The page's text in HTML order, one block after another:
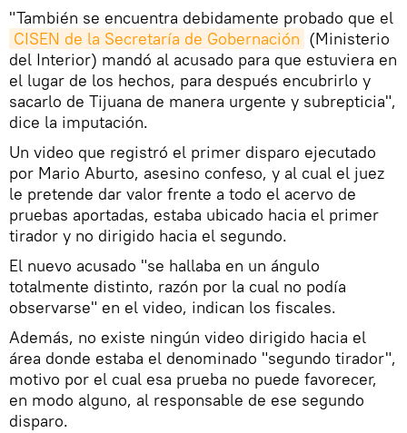
"También se encuentra debidamente probado que el
CISEN de la Secretaría de Gobernación (Ministerio
del Interior) mandó al acusado para que estuviera en
el lugar de los hechos, para después encubrirlo y
sacarlo de Tijuana de manera urgente y subrepticia",
dice la imputación.
Un video que registró el primer disparo ejecutado
por Mario Aburto, asesino confeso, y al cual el juez
le pretende dar valor frente a todo el acervo de
pruebas aportadas, estaba ubicado hacia el primer
tirador y no dirigido hacia el segundo.
El nuevo acusado "se hallaba en un ángulo
totalmente distinto, razón por la cual no podía
observarse" en el video, indican los fiscales.
Además, no existe ningún video dirigido hacia el
área donde estaba el denominado "segundo tirador",
motivo por el cual esa prueba no puede favorecer,
en modo alguno, al responsable de ese segundo
disparo.